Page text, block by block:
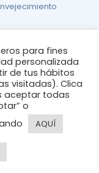
de Cookies/Mapa
para fines
personalizada
de tus hábitos
visitadas). Clica
aceptar todas
o
AQUÍ